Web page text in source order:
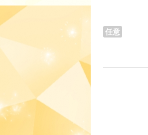
任意